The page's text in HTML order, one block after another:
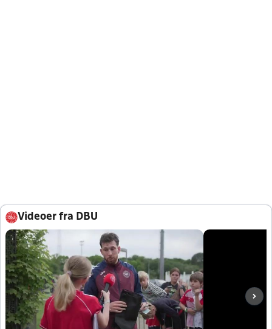
Videoer fra DBU